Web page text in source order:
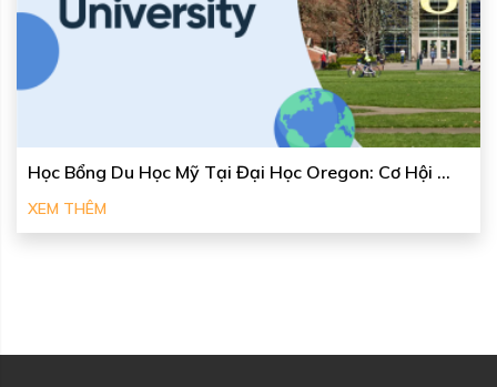
Học Bổng Du Học Mỹ Tại Đại Học Oregon: Cơ Hội ...
XEM THÊM